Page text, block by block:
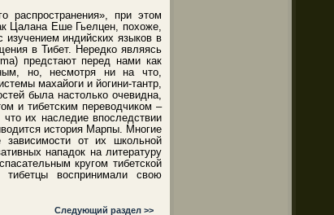
распространения», при этом
Цалана Еше Гьелцен, похоже,
индийских языков в
в Тибет. Нередко являясь
предстают перед нами как
но, несмотря ни на что,
махайоги и йогини-тантр,
была настолько очевидна,
и тибетским переводчиком –
их наследие впоследствии
история Марпы. Многие
зависимости от их школьной
нападок на литературу
кругом тибетской
тибетцы воспринимали свою
Следующий раздел >>